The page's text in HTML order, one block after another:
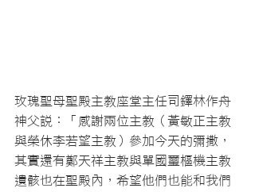
玫瑰聖母聖殿主教座堂主任司鐸林作舟
神父說：「感謝兩位主教（黃敏正主教
與榮休李若望主教）參加今天的彌撒，
其實還有鄭天祥主教與單國璽樞機主教
遺骸也在聖殿內，希望他們也能和我們